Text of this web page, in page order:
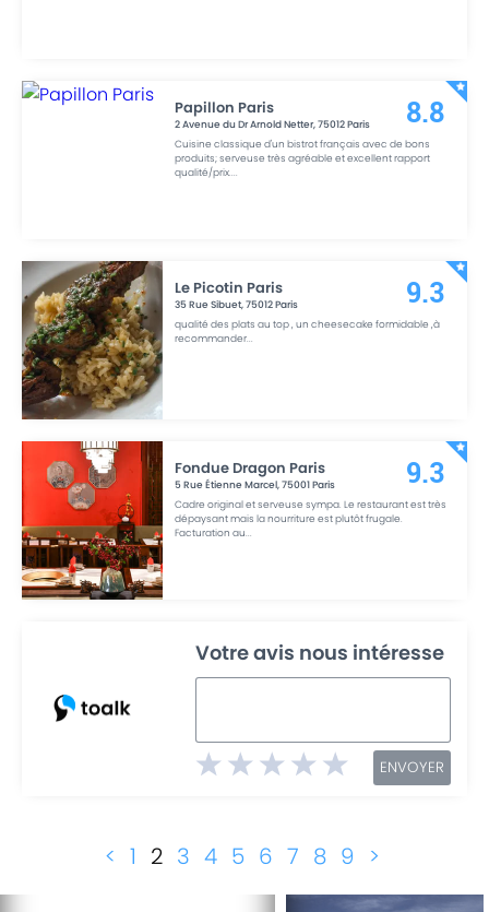
Papillon Paris
2 Avenue du Dr Arnold Netter,75012Paris
Cuisine classique d'un bistrot français avec de bons
produits; serveuse très agréable et excellent rapport
qualité/prix....
8.8
Le Picotin Paris
35 Rue Sibuet,75012Paris
qualité des plats au top , un cheesecake formidable ,à
recommander...
9.3
Fondue Dragon Paris
5 Rue Étienne Marcel,75001Paris
Cadre original et serveuse sympa. Le restaurant est très
dépaysant mais la nourriture est plutôt frugale.
Facturation au...
9.3
Votre avis nous intéresse
ENVOYER
< 1 2 3 4 5 6 7 8 9 >